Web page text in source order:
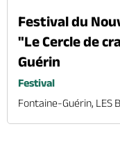
Festival du
"Le Cercle de
Guérin
Festival
Fontaine-Guérin, LES